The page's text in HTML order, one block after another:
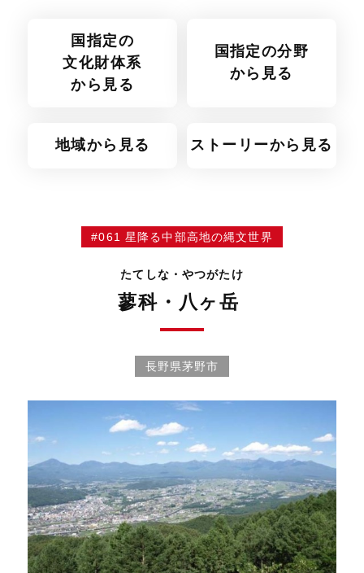
国指定の
文化財体系
から見る
国指定の分野
から見る
地域から見る ストーリーから見る
#061 星降る中部高地の縄文世界
たてしな・やつがたけ
蓼科・八ヶ岳
長野県茅野市